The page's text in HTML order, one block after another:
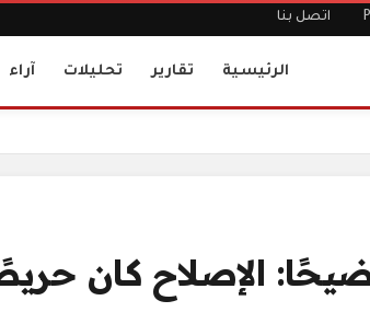
اتصل بنا
الرئيسية تقارير تحليلات آراء
الإصلاح كان